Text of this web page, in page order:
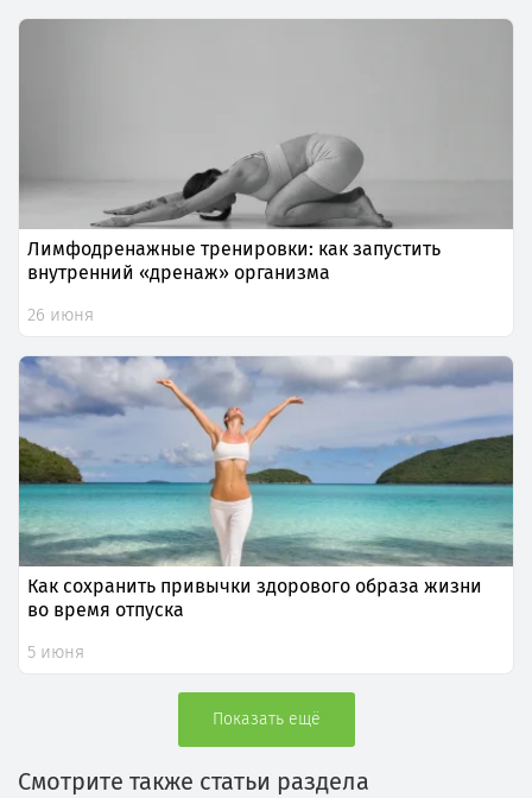
Лимфодренажные тренировки: как запустить
внутренний «дренаж» организма
26 июня
Как сохранить привычки здорового образа жизни
во время отпуска
5 июня
Показать ещё
Смотрите также статьи раздела